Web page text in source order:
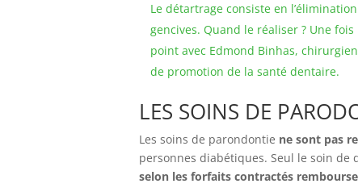
Le détartrage consiste en
gencives. Quand le réaliser ? Une
point avec Edmond Binhas,
de promotion de la santé dentaire.
LES SOINS DE
Les soins de parondontie ne sont pas
personnes diabétiques. Seul le soin de
selon les forfaits contractés